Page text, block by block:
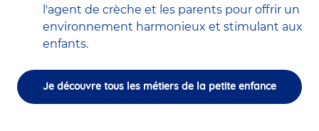
l'agent de crèche et les parents pour offrir un
environnement harmonieux et stimulant aux
enfants.
Je découvre tous les métiers de la petite enfance